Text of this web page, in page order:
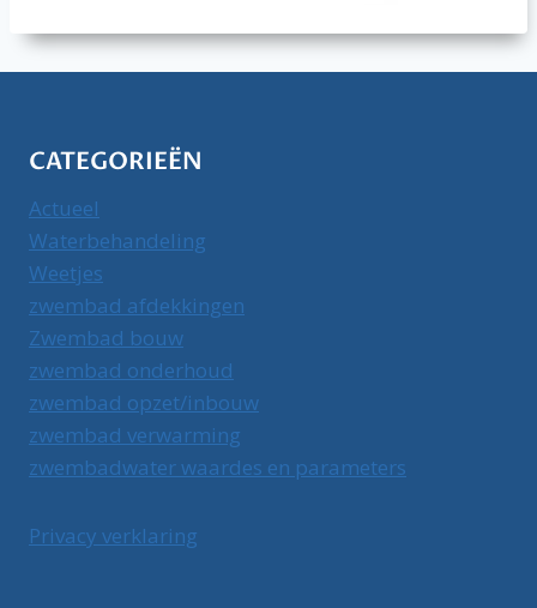
CATEGORIEËN
Actueel
Waterbehandeling
Weetjes
zwembad afdekkingen
Zwembad bouw
zwembad onderhoud
zwembad opzet/inbouw
zwembad verwarming
zwembadwater waardes en parameters
Privacy verklaring